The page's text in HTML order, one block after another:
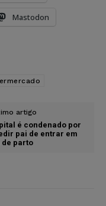
Mastodon
artigo
é condenado por
pai de entrar em
de parto